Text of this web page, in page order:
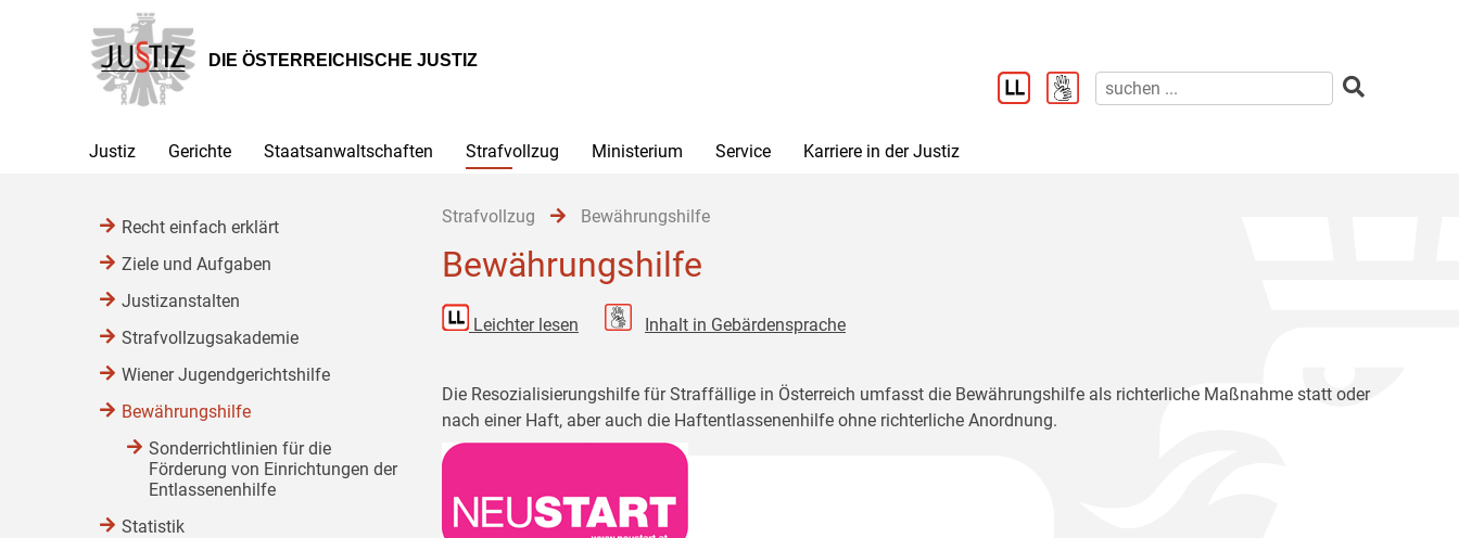
Hauptnavigation
[1]
Inhalt
[2]
Untermenü
[3]
DIE ÖSTERREICHISCHE JUSTIZ
Justiz Gerichte Staatsanwaltschaften Strafvollzug Ministerium Service Karriere in der Justiz
Strafvollzug Bewährungshilfe
Bewährungshilfe
Leichter lesen Inhalt in Gebärdensprache
Die Resozialisierungshilfe für Straffällige in Österreich umfasst die Bewährungshilfe als richterliche Maßnahme statt oder
nach einer Haft, aber auch die Haftentlassenenhilfe ohne richterliche Anordnung.
Recht einfach erklärt
Ziele und Aufgaben
Justizanstalten
Strafvollzugsakademie
Wiener Jugendgerichtshilfe
Bewährungshilfe
Sonderrichtlinien für die
Förderung von Einrichtungen der
Entlassenenhilfe
Statistik